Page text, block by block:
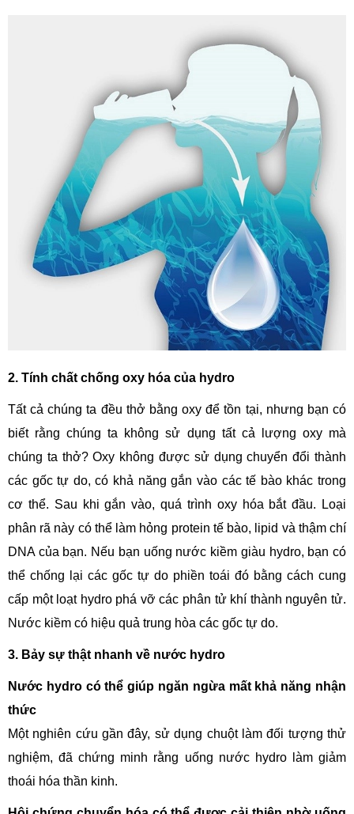
2. Tính chất chống oxy hóa của hydro
Tất cả chúng ta đều thở bằng oxy để tồn tại, nhưng bạn có
biết rằng chúng ta không sử dụng tất cả lượng oxy mà
chúng ta thở? Oxy không được sử dụng chuyển đổi thành
các gốc tự do, có khả năng gắn vào các tế bào khác trong
cơ thể. Sau khi gắn vào, quá trình oxy hóa bắt đầu. Loại
phân rã này có thể làm hỏng protein tế bào, lipid và thậm chí
DNA của bạn. Nếu bạn uống nước kiềm giàu hydro, bạn có
thể chống lại các gốc tự do phiền toái đó bằng cách cung
cấp một loạt hydro phá vỡ các phân tử khí thành nguyên tử.
Nước kiềm có hiệu quả trung hòa các gốc tự do.
3. Bảy sự thật nhanh về nước hydro
Nước hydro có thể giúp ngăn ngừa mất khả năng nhận
thức
Một nghiên cứu gần đây, sử dụng chuột làm đối tượng thử
nghiệm, đã chứng minh rằng uống nước hydro làm giảm
thoái hóa thần kinh.